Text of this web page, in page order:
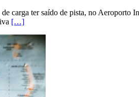
carga ter saído de pista, no
[…]